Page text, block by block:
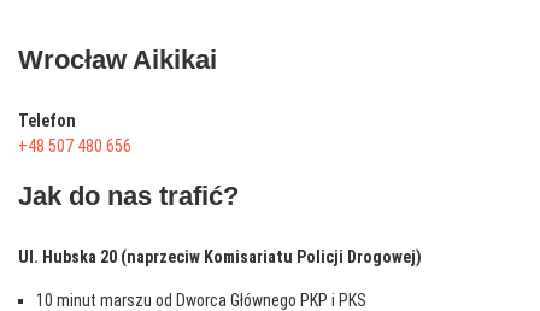
Wrocław Aikikai
Telefon
+48 507 480 656
Jak do nas trafić?
Ul. Hubska 20 (naprzeciw Komisariatu Policji Drogowej)
10 minut marszu od Dworca Głównego PKP i PKS